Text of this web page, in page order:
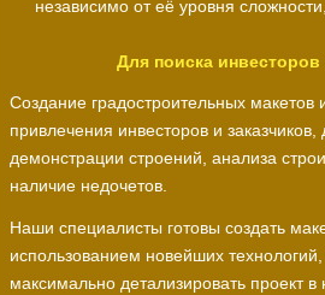
независимо от её уровня
Для поиска инвесторов
Создание градостроительных макетов
привлечения инвесторов и
демонстрации строений, анализа
наличие недочетов.
Наши специалисты готовы создать
использованием новейших
максимально детализировать проект